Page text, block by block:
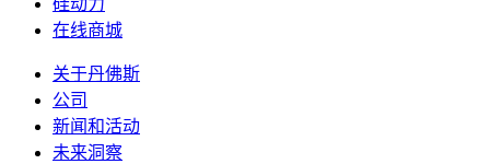
在线商城
关于丹佛斯
公司
新闻和活动
未来洞察